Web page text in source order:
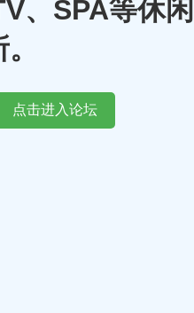
、SPA等休闲
点击进入论坛